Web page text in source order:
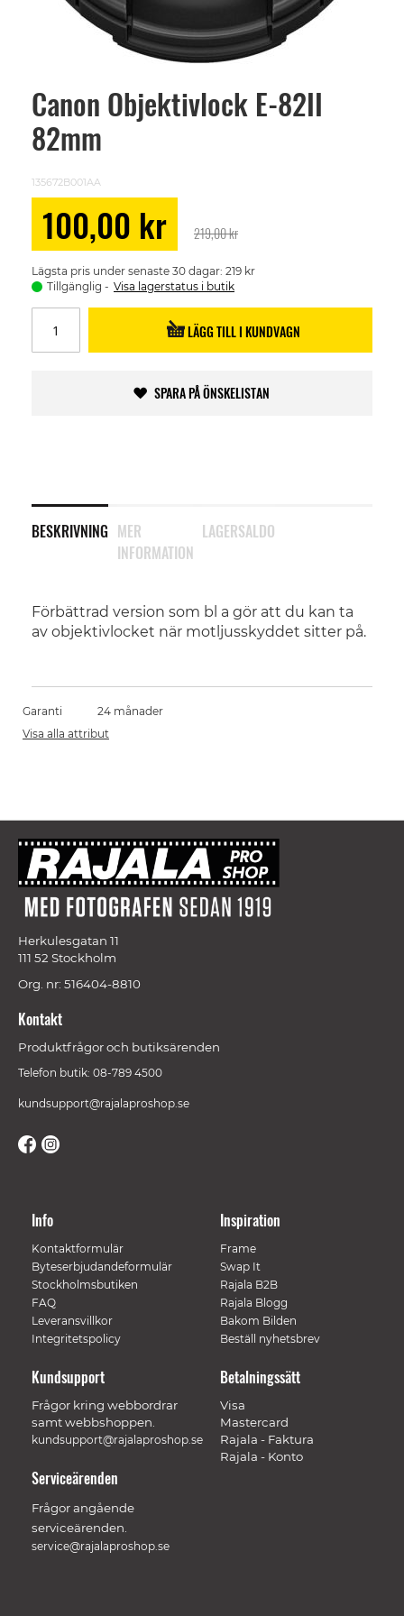
Canon Objektivlock E-82II
82mm
135672B001AA
100,00 kr 219,00 kr
Lägsta pris under senaste 30 dagar: 219 kr
Tillgänglig
Visa lagerstatus i butik
LÄGG TILL I KUNDVAGN
SPARA PÅ ÖNSKELISTAN
BESKRIVNING
Förbättrad version som bl a gör att du kan ta
av objektivlocket när motljusskyddet sitter på.
MER
INFORMATION
LAGERSALDO
Skip
beginning
images
gallery
Garanti
24 månader
Visa alla attribut
Herkulesgatan 11
111 52 Stockholm
Org. nr: 516404-8810
Kontakt
Produktfrågor och butiksärenden
Telefon butik: 08-789 4500
kundsupport@rajalaproshop.se
Info
Kontaktformulär
Byteserbjudandeformulär
Stockholmsbutiken
FAQ
Leveransvillkor
Integritetspolicy
Inspiration
Frame
Swap It
Rajala B2B
Rajala Blogg
Bakom Bilden
Beställ nyhetsbrev
Betalningssätt
Visa
Mastercard
Rajala - Faktura
Rajala - Konto
Kundsupport
Frågor kring webbordrar
samt webbshoppen.
kundsupport@rajalaproshop.se
Serviceärenden
Frågor angående
serviceärenden.
service@rajalaproshop.se